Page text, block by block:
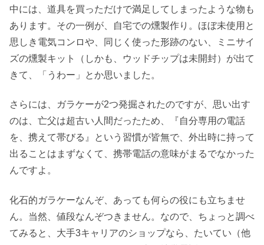
中には、道具を買っただけで満足してしまったような物も
あります。その一例が、自宅での燻製作り。ほぼ未使用と
思しき電気コンロや、同じく使った形跡のない、ミニサイ
ズの燻製キット（しかも、ウッドチップは未開封）が出て
きて、「うわー」とか思いました。
さらには、ガラケーが2つ発掘されたのですが、思い出す
のは、亡父は超古い人間だったため、『自分専用の電話
を、携えて帯びる』という習慣が皆無で、外出時に持って
出ることはまずなくて、携帯電話の意味がまるでなかった
んですよ。
化石的ガラケーなんぞ、あっても何らの役にも立ちませ
ん。当然、値段なんぞつきません。なので、ちょっと調べ
てみると、大手3キャリアのショップなら、たいてい（他